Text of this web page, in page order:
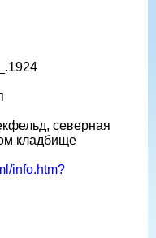
северная
кладбище
info.htm?